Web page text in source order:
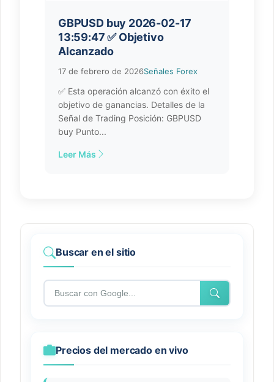
GBPUSD buy 2026-02-17
13:59:47 ✅ Objetivo
Alcanzado
17 de febrero de 2026Señales Forex
✅ Esta operación alcanzó con éxito el
objetivo de ganancias. Detalles de la
Señal de Trading Posición: GBPUSD
buy Punto...
Leer Más
Buscar en el sitio
Precios del mercado en vivo